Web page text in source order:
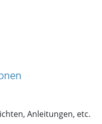
Anleitungen, etc.